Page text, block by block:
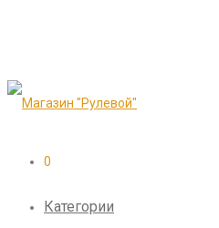
0
Категории